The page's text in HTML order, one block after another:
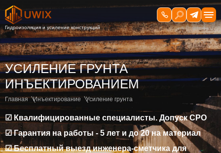
УСИЛЕНИЕ ГРУНТА
ИНЪЕКТИРОВАНИЕМ
Главная Инъектирование Усиление грунта
☑ Квалифицированные специалисты. Допуск СРО
☑ Гарантия на работы - 5 лет и до 20 на материал
☑ Бесплатный выезд инженера-сметчика для